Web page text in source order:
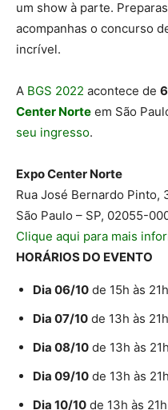
um show à parte.
acompanhas o concurso
incrível.
A BGS 2022 acontece de
Center Norte em São
seu ingresso.
Expo Center Norte
Rua José Bernardo Pinto,
São Paulo – SP, 02055-
Clique aqui para mais
HORÁRIOS DO EVENTO
Dia 06/10 de 15h às 21h
Dia 07/10 de 13h às 21h
Dia 08/10 de 13h às 21h
Dia 09/10 de 13h às 21h
Dia 10/10 de 13h às 21h